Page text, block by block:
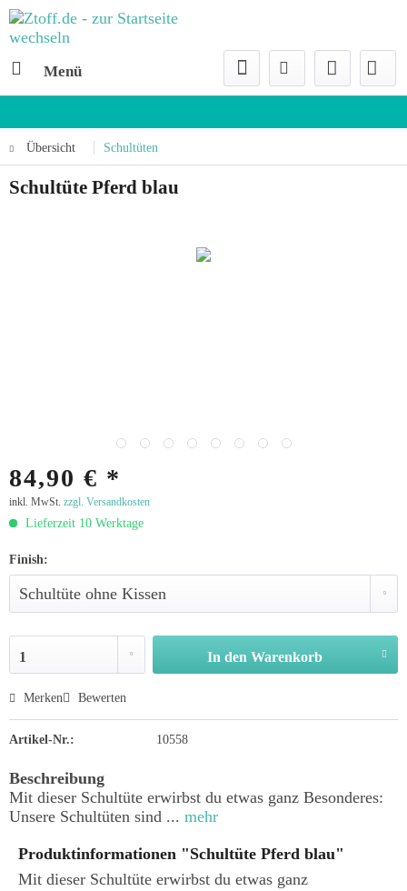
Menü
Übersicht Schultüten
Schultüte Pferd blau
84,90 € *
inkl. MwSt. zzgl. Versandkosten
Lieferzeit 10 Werktage
Finish:
In den Warenkorb
Merken Bewerten
Artikel-Nr.: 10558
Beschreibung
Mit dieser Schultüte erwirbst du etwas ganz Besonderes:
Unsere Schultüten sind ... mehr
Produktinformationen "Schultüte Pferd blau"
Mit dieser Schultüte erwirbst du etwas ganz